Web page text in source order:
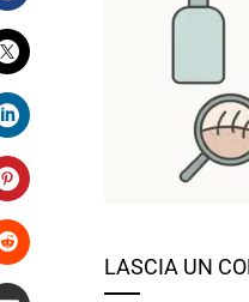
Facebook
Twitter
LinkedIn
Pinterest
Stumbleupon
LASCIA UN